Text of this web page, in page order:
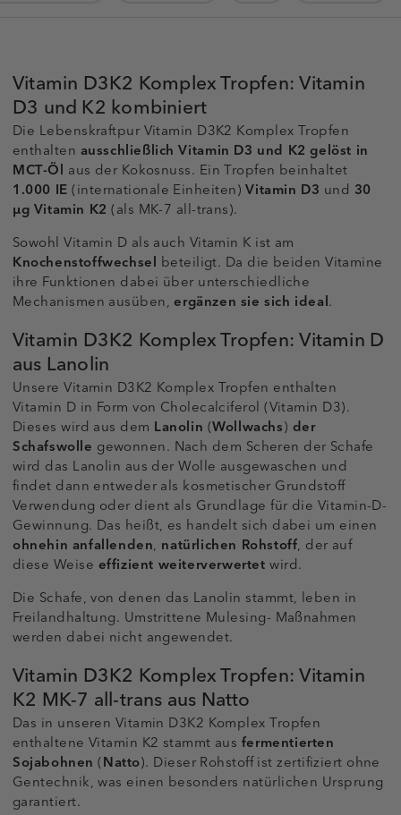
Vitamin D3K2 Komplex Tropfen: Vitamin
D3 und K2 kombiniert
Die Lebenskraftpur Vitamin D3K2 Komplex Tropfen
enthalten ausschließlich Vitamin D3 und K2 gelöst in
MCT-Öl aus der Kokosnuss. Ein Tropfen beinhaltet
1.000 IE(internationale Einheiten)Vitamin D3 und 30
µg Vitamin K2 (als MK-7 all-trans).
Sowohl Vitamin D als auch Vitamin K ist am
Knochenstoffwechsel beteiligt. Da die beiden Vitamine
ihre Funktionen dabei über unterschiedliche
Mechanismen ausüben,ergänzen sie sich ideal.
Vitamin D3K2 Komplex Tropfen: Vitamin D
aus Lanolin
Unsere Vitamin D3K2 Komplex Tropfen enthalten
Vitamin D in Form von Cholecalciferol (Vitamin D3).
Dieses wird aus dem Lanolin (Wollwachs) der
Schafswolle gewonnen. Nach dem Scheren der Schafe
wird das Lanolin aus der Wolle ausgewaschen und
findet dann entweder als kosmetischer Grundstoff
Verwendung oder dient als Grundlage für die Vitamin-D-
Gewinnung. Das heißt, es handelt sich dabei um einen
ohnehin anfallenden, natürlichen Rohstoff, der auf
diese Weise effizient weiterverwertetwird.
Die Schafe, von denen das Lanolin stammt, leben in
Freilandhaltung. Umstrittene Mulesing- Maßnahmen
werden dabei nicht angewendet.
Vitamin D3K2 Komplex Tropfen: Vitamin
K2 MK-7 all-trans aus Natto
Das in unseren Vitamin D3K2 Komplex Tropfen
enthaltene Vitamin K2 stammt aus fermentierten
Sojabohnen (Natto). Dieser Rohstoff ist zertifiziert ohne
Gentechnik, was einen besonders natürlichen Ursprung
garantiert.